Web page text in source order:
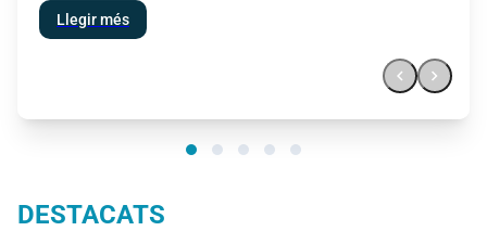
nou punt de trobada per als veïns i veïnes
Llegir més
chevron_left chevron_right
DESTACATS